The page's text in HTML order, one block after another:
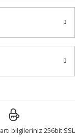
bilgileriniz 256bit SSL